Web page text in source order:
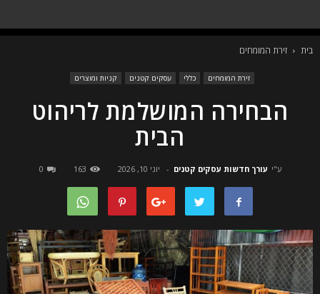
בית זירת המומחים
זירת המומחים כללי עסקים קטנים קניות ומוצרים
הבחירה המושלמת לריהוט
הבית
ע"י עורך חדשות עסקים קטנים - יוני 10, 2026 163
0